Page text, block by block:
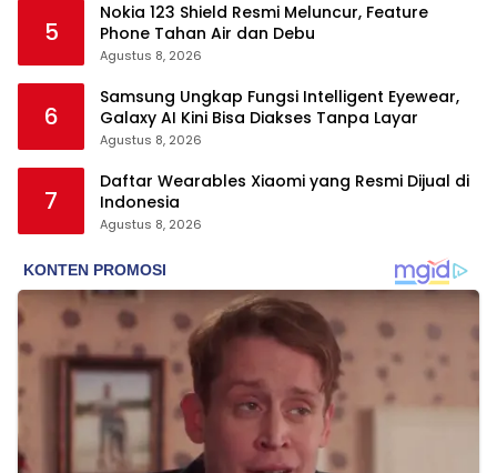
5
Nokia 123 Shield Resmi Meluncur, Feature
Phone Tahan Air dan Debu
Agustus 8, 2026
6
Samsung Ungkap Fungsi Intelligent Eyewear,
Galaxy AI Kini Bisa Diakses Tanpa Layar
Agustus 8, 2026
7
Daftar Wearables Xiaomi yang Resmi Dijual di
Indonesia
Agustus 8, 2026